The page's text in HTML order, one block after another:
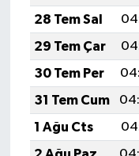
28 Tem Sal
29 Tem Çar
30 Tem Per
31 Tem Cum
1 Ağu Cts